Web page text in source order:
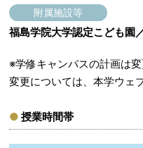
附属施設等
福島学院大学認定こども園
※学修キャンパスの計画は
変更については、本学ウェ
授業時間帯